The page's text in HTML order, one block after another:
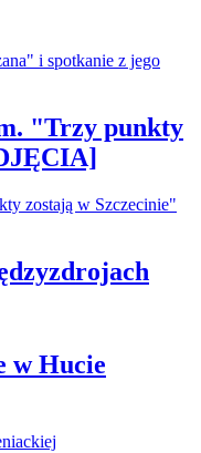
"Trzy punkty
w Hucie